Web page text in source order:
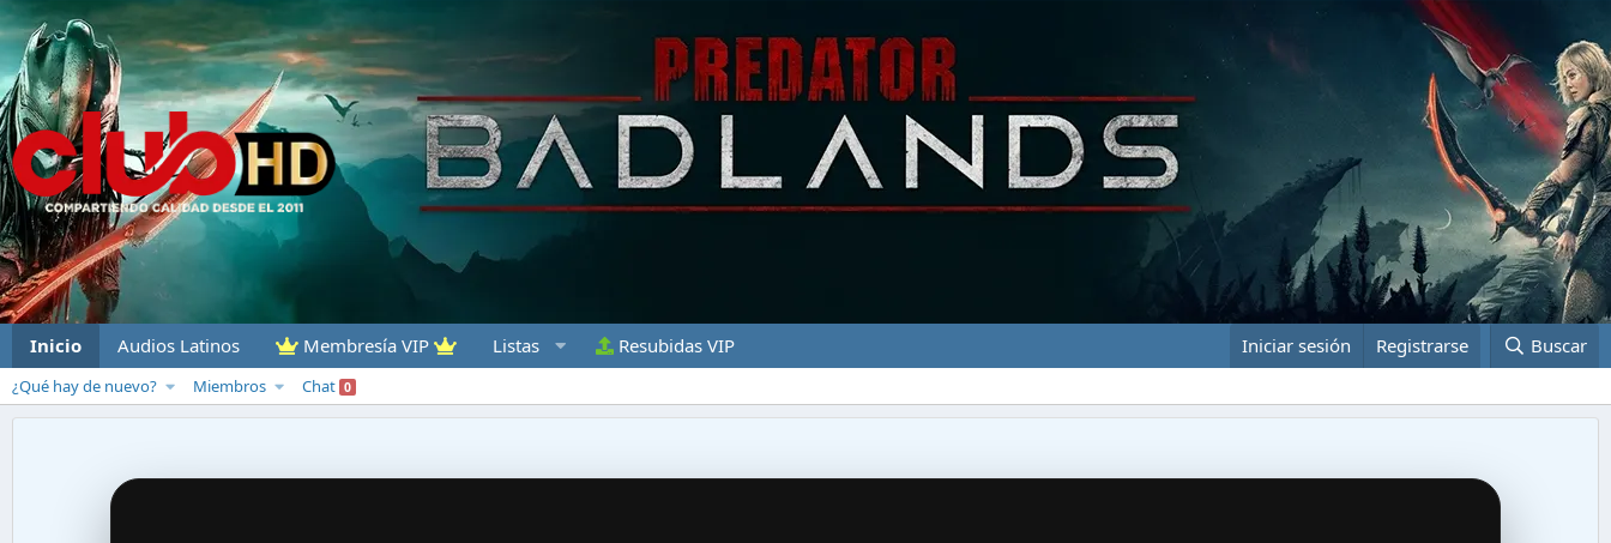
Inicio Audios Latinos Membresía VIP Listas Resubidas VIP Iniciar sesión Registrarse Buscar
¿Qué hay de nuevo? Miembros Chat 0